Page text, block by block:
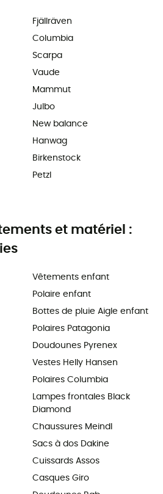
Fjällräven
Columbia
Scarpa
Vaude
Mammut
Julbo
New balance
Hanwag
Birkenstock
Petzl
et matériel :
Vêtements enfant
Polaire enfant
Bottes de pluie Aigle enfant
Polaires Patagonia
Doudounes Pyrenex
Vestes Helly Hansen
Polaires Columbia
Lampes frontales Black
Diamond
Chaussures Meindl
Sacs à dos Dakine
Cuissards Assos
Casques Giro